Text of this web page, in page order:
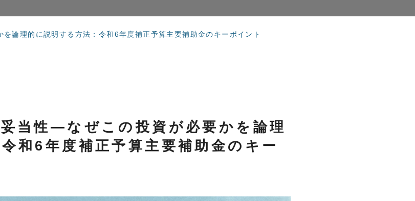
論理的に説明する方法：令和6年度補正予算主要補助金のキーポイント
当性―なぜこの投資が必要かを論理
和6年度補正予算主要補助金のキー